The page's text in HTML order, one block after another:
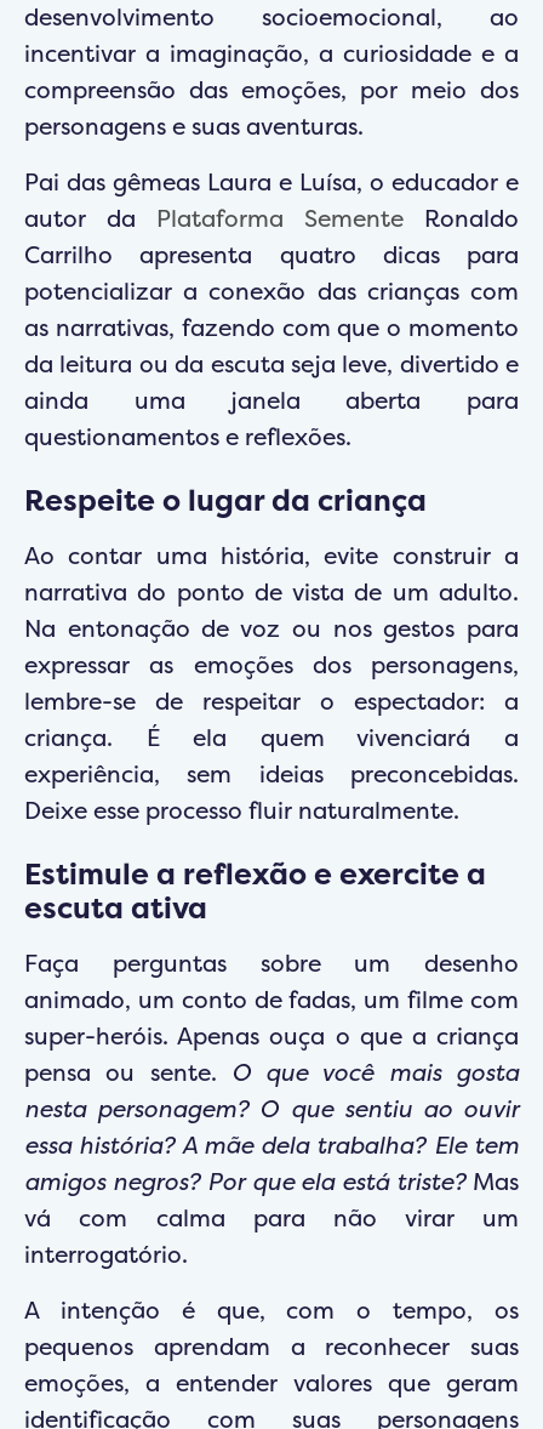
desenvolvimento socioemocional, ao
incentivar a imaginação, a curiosidade e a
compreensão das emoções, por meio dos
personagens e suas aventuras.
Pai das gêmeas Laura e Luísa, o educador e
autor da Plataforma Semente Ronaldo
Carrilho apresenta quatro dicas para
potencializar a conexão das crianças com
as narrativas, fazendo com que o momento
da leitura ou da escuta seja leve, divertido e
ainda uma janela aberta para
questionamentos e reflexões.
Respeite o lugar da criança
Ao contar uma história, evite construir a
narrativa do ponto de vista de um adulto.
Na entonação de voz ou nos gestos para
expressar as emoções dos personagens,
lembre-se de respeitar o espectador: a
criança. É ela quem vivenciará a
experiência, sem ideias preconcebidas.
Deixe esse processo fluir naturalmente.
Estimule a reflexão e exercite a
escuta ativa
Faça perguntas sobre um desenho
animado, um conto de fadas, um filme com
super-heróis. Apenas ouça o que a criança
pensa ou sente. O que você mais gosta
nesta personagem? O que sentiu ao ouvir
essa história? A mãe dela trabalha? Ele tem
amigos negros? Por que ela está triste?Mas
vá com calma para não virar um
interrogatório.
A intenção é que, com o tempo, os
pequenos aprendam a reconhecer suas
emoções, a entender valores que geram
identificação com suas personagens